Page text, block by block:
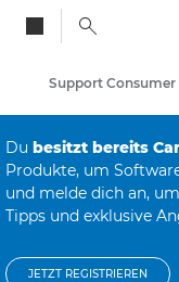
Support
Du besitzt bereits
Produkte, um
und melde dich an,
Tipps und exklusive
JETZT REGISTRIEREN